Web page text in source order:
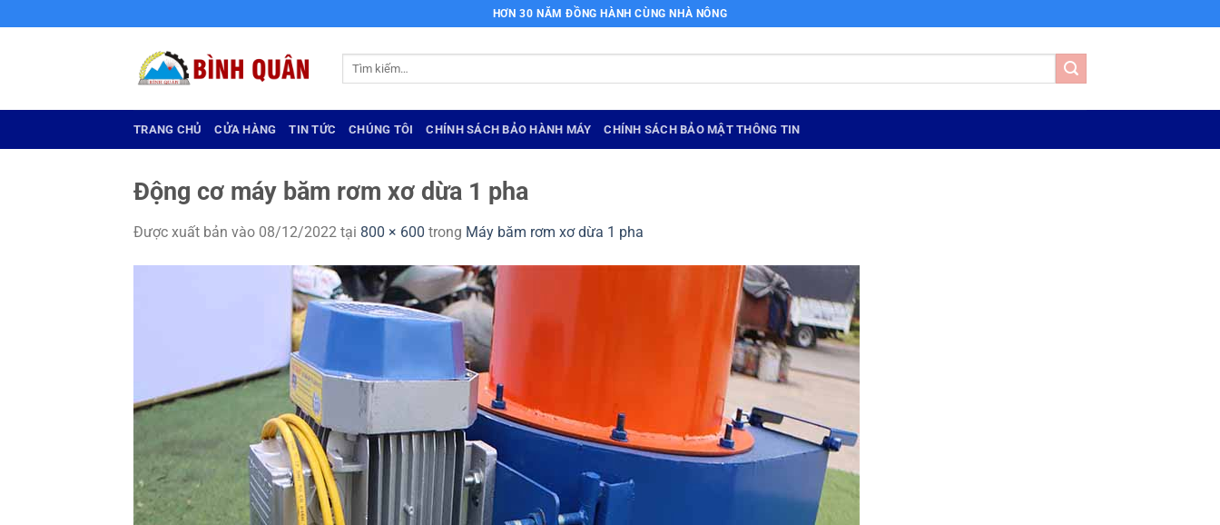
qua
HƠN 30 NĂM ĐỒNG HÀNH CÙNG NHÀ NÔNG
TRANG CHỦ CỬA HÀNG TIN TỨC CHÚNG TÔI CHÍNH SÁCH BẢO HÀNH MÁY CHÍNH SÁCH BẢO MẬT THÔNG TIN
Động cơ máy băm rơm xơ dừa 1 pha
Được xuất bản vào 08/12/2022 tại 800 × 600 trong Máy băm rơm xơ dừa 1 pha